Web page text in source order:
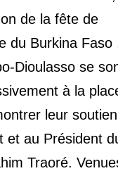
de la fête de
du Burkina Faso
Dioulasso se
à la
leur
et au Président
Traoré.